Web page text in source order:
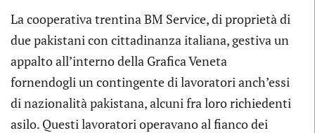
La cooperativa trentina BM Service, di proprietà di
due pakistani con cittadinanza italiana, gestiva un
appalto all’interno della Grafica Veneta
fornendogli un contingente di lavoratori anch’essi
di nazionalità pakistana, alcuni fra loro richiedenti
asilo. Questi lavoratori operavano al fianco dei